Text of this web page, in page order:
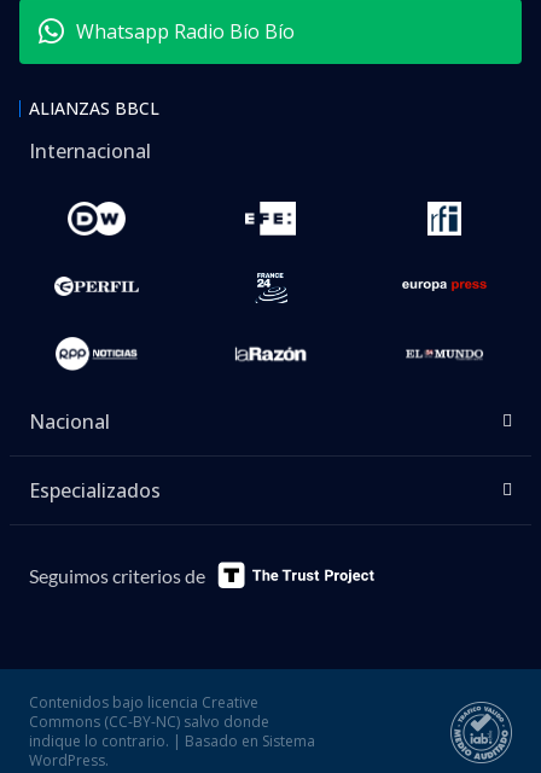
Whatsapp Radio Bío Bío
ALIANZAS BBCL
Internacional
Nacional
Especializados
Seguimos criterios de
Contenidos bajo licencia Creative
Commons (CC-BY-NC) salvo donde
indique lo contrario. | Basado en Sistema
WordPress.